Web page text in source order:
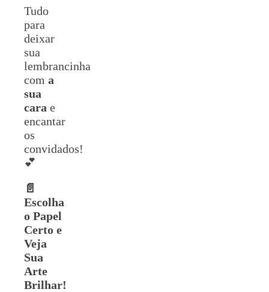
Tudo
para
deixar
sua
lembrancinha
com a
sua
cara e
encantar
os
convidados!
💕
📄
Escolha
o Papel
Certo e
Veja
Sua
Arte
Brilhar!